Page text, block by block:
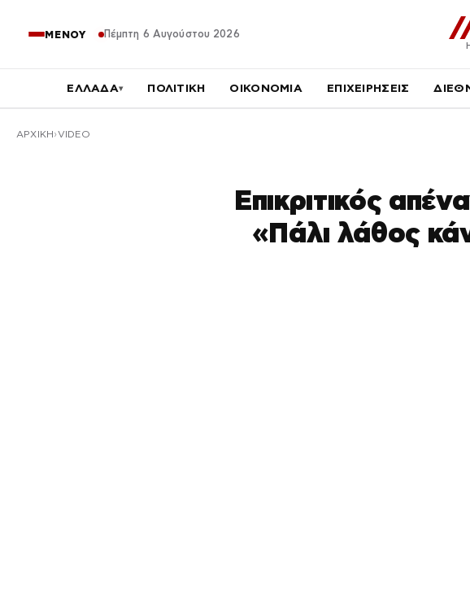
ΜΕΝΟΥ Πέμπτη 6 Αυγούστου 2026
ΕΛΛΑΔΑ▾ ΠΟΛΙΤΙΚΗ ΟΙΚΟΝΟΜΙΑ ΕΠΙΧΕΙΡΗΣΕΙΣ
ΑΡΧΙΚΉ VIDEO
Επικριτικός
«Πάλι λάθος